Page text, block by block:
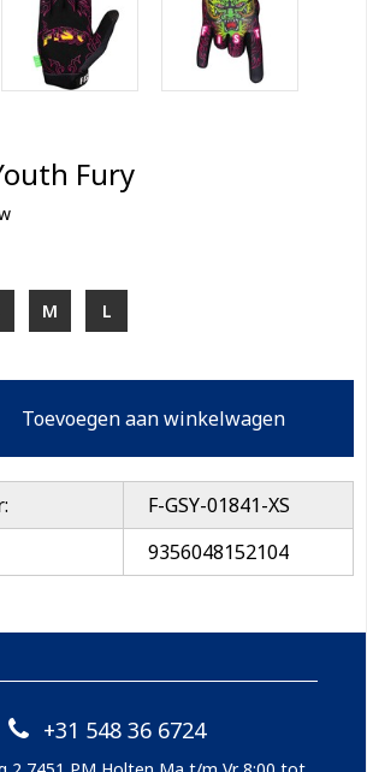
Fury
M L
Toevoegen aan winkelwagen
F-GSY-01841-XS
9356048152104
+31 548 36 6724